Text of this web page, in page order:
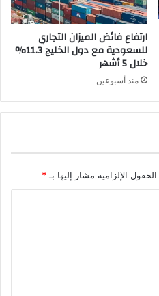
ارتفاع فائض الميزان التجاري
للسعودية مع دول الخليج 11.3%
خلال 5 أشهر
منذ أسبوعين
الحقول الإلزامية مشار إليها بـ *